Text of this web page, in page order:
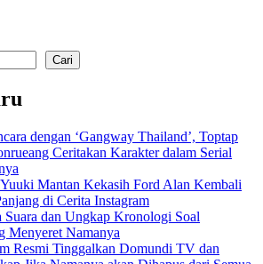
Cari
dengan ‘Gangway Thailand’, Toptap
Ceritakan Karakter dalam Serial
Mantan Kekasih Ford Alan Kembali
di Cerita Instagram
dan Ungkap Kronologi Soal
Menyeret Namanya
Resmi Tinggalkan Domundi TV dan